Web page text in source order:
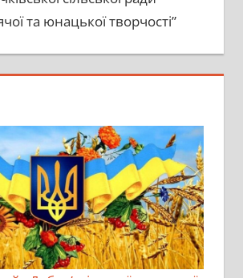
та юнацької творчості”